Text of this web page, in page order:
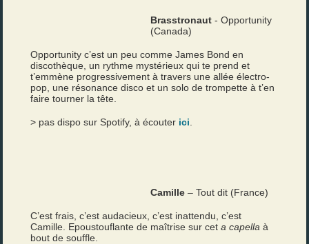
Brasstronaut - Opportunity
(Canada)
Opportunity c’est un peu comme James Bond en
discothèque, un rythme mystérieux qui te prend et
t’emmène progressivement à travers une allée électro-
pop, une résonance disco et un solo de trompette à t’en
faire tourner la tête.
> pas dispo sur Spotify, à écouter ici
Camille – Tout dit (France)
C’est frais, c’est audacieux, c’est inattendu, c’est
Camille. Epoustouflante de maîtrise sur ceta capella à
bout de souffle.